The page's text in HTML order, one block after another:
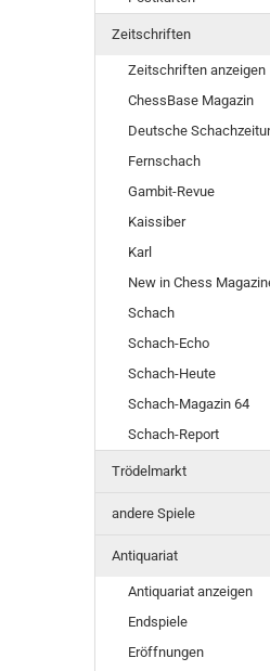
Zeitschriften
Zeitschriften anzeigen
ChessBase Magazin
Deutsche
Fernschach
Gambit-Revue
Kaissiber
Karl
New in Chess
Schach
Schach-Echo
Schach-Heute
Schach-Magazin 64
Schach-Report
Trödelmarkt
andere Spiele
Antiquariat
Antiquariat anzeigen
Endspiele
Eröffnungen